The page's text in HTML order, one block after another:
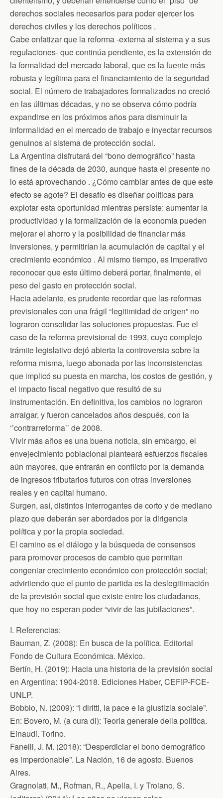
derechos sociales necesarios para poder ejercer los
derechos civiles y los derechos políticos .
Cabe enfatizar que la reforma -externa al sistema y a sus
regulaciones- que continúa pendiente, es la extensión de
la formalidad del mercado laboral, que es la fuente más
robusta y legítima para el financiamiento de la seguridad
social. El número de trabajadores formalizados no creció
en las últimas décadas, y no se observa cómo podría
expandirse en los próximos años para disminuir la
informalidad en el mercado de trabajo e inyectar recursos
genuinos al sistema de protección social.
La Argentina disfrutará del “bono demográfico” hasta
fines de la década de 2030, aunque hasta el presente no
lo está aprovechando . ¿Cómo cambiar antes de que este
efecto se agote? El desafío es diseñar políticas para
explotar esta oportunidad mientras persiste: aumentar la
productividad y la formalización de la economía pueden
mejorar el ahorro y la posibilidad de financiar más
inversiones, y permitirían la acumulación de capital y el
crecimiento económico . Al mismo tiempo, es imperativo
reconocer que este último deberá portar, finalmente, el
peso del gasto en protección social.
Hacia adelante, es prudente recordar que las reformas
previsionales con una frágil “legitimidad de origen” no
lograron consolidar las soluciones propuestas. Fue el
caso de la reforma previsional de 1993, cuyo complejo
trámite legislativo dejó abierta la controversia sobre la
reforma misma, luego abonada por las inconsistencias
que implicó su puesta en marcha, los costos de gestión, y
el impacto fiscal negativo que resultó de su
instrumentación. En definitiva, los cambios no lograron
arraigar, y fueron cancelados años después, con la
‘’contrarreforma’’ de 2008.
Vivir más años es una buena noticia, sin embargo, el
envejecimiento poblacional planteará esfuerzos fiscales
aún mayores, que entrarán en conflicto por la demanda
de ingresos tributarios futuros con otras inversiones
reales y en capital humano.
Surgen, así, distintos interrogantes de corto y de mediano
plazo que deberán ser abordados por la dirigencia
política y por la propia sociedad.
El camino es el diálogo y la búsqueda de consensos
para promover procesos de cambio que permitan
congeniar crecimiento económico con protección social;
advirtiendo que el punto de partida es la deslegitimación
de la previsión social que existe entre los ciudadanos,
que hoy no esperan poder “vivir de las jubilaciones”.
I. Referencias:
Bauman, Z. (2008): En busca de la política. Editorial
Fondo de Cultura Económica. México.
Bertín, H. (2019): Hacia una historia de la previsión social
en Argentina: 1904-2018. Ediciones Haber, CEFIP-FCE-
UNLP.
Bobbio, N. (2009): “I diritti, la pace e la giustizia sociale”.
En: Bovero, M. (a cura di): Teoria generale della politica.
Einaudi. Torino.
Fanelli, J. M. (2018): “Desperdiciar el bono demográfico
es imperdonable”. La Nación, 16 de agosto. Buenos
Aires.
Gragnolati, M., Rofman, R., Apella, I. y Troiano, S.